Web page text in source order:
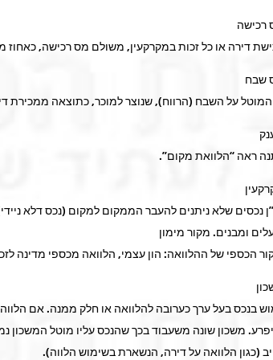
רכישה
דירה או כל זכות במקרקעין, משולם מס רכישה,
שבח
על השבח (הרווח), שנוצר למוכר, כתוצאה ממכירת
ראה “הלוואת מקום”.
נכסים שלא ניתנים להעבר הממקום למקום (נכס דלא
ומבנים. מקור מימון
הכספי של ההלוואה: הון עצמי, הלוואה מכספי מדינה
בנכס בעל ערך כערובה להלוואה או חלק ממנה. אם
משכון שונה משעבוד בכך שהנכס עליו מוטל המשכון
(כגון הלוואה על דירה, הנשארת בשימוש הלווה).